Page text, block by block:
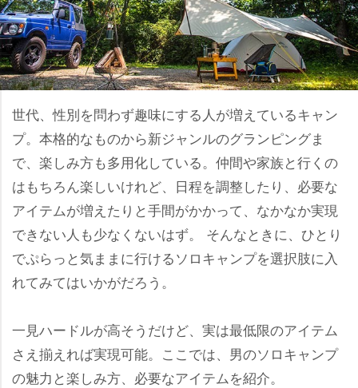
世代、性別を問わず趣味にする人が増えているキャン
プ。本格的なものから新ジャンルのグランピングま
で、楽しみ方も多用化している。仲間や家族と行くの
はもちろん楽しいけれど、日程を調整したり、必要な
アイテムが増えたりと手間がかかって、なかなか実現
できない人も少なくないはず。 そんなときに、ひとり
でぷらっと気ままに行けるソロキャンプを選択肢に入
れてみてはいかがだろう。
一見ハードルが高そうだけど、実は最低限のアイテム
さえ揃えれば実現可能。ここでは、男のソロキャンプ
の魅力と楽しみ方、必要なアイテムを紹介。